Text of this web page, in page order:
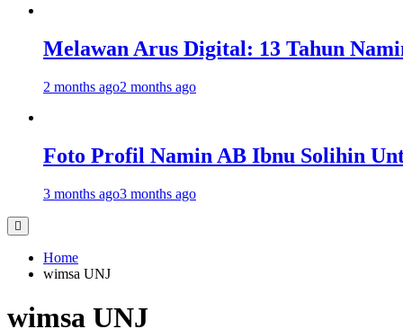
Melawan Arus Digital: 13 Tahun
2 months ago2 months ago
Foto Profil Namin AB Ibnu Solihin
3 months ago3 months ago
Home
wimsa UNJ
wimsa UNJ